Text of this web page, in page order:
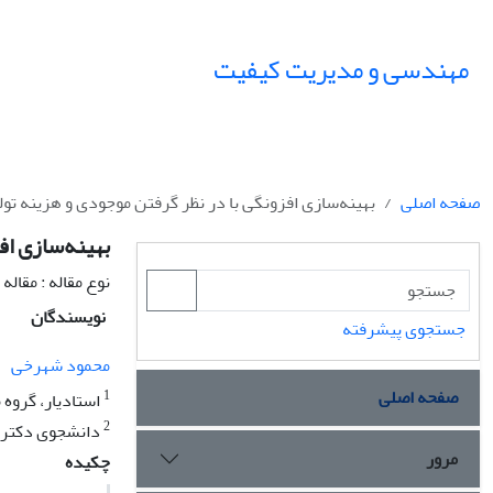
مهندسی و مدیریت کیفیت
صفحه اصلی بهینه‌سازی افزونگی با در نظر گرفتن موجودی و هزینه
بهینه‌سازی
نوع مقاله :
نویسندگان
محمود شهرخی
1 استادیار،
2دانشجوی
چکیده
جستجوی پیشرفته
صفحه اصلی
مرور